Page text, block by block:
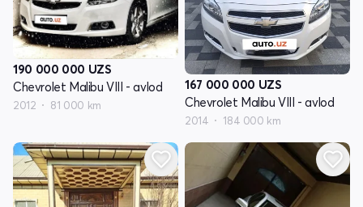
190 000 000 UZS
Chevrolet Malibu VIII - avlod
2012 81 000 km
167 000 000 UZS
Chevrolet Malibu VIII - avlod
2014 184 000 km